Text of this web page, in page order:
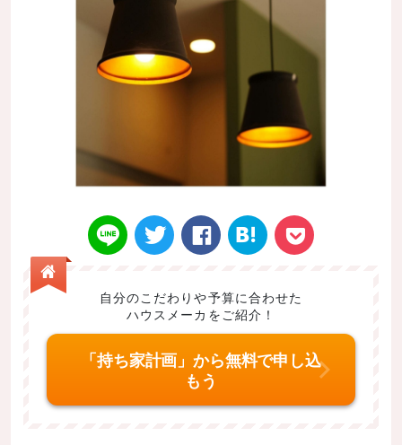
Twitt Face はてなブ
自分のこだわりや予算に合わせた
ハウスメーカをご紹介！
「持ち家計画」から無料で申し込
もう